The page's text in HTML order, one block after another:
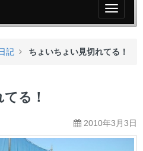
My
ペ
メ
記 ちょいちょい見切れてる！
る！
2010年3月3日